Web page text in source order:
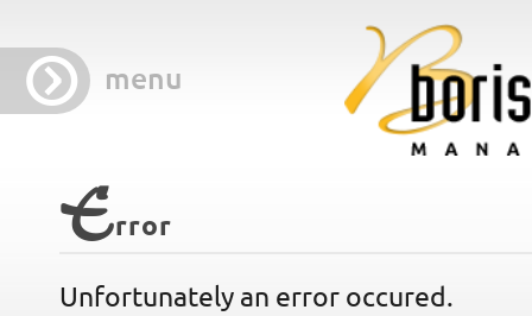
menu
Error
Unfortunately an error occured.